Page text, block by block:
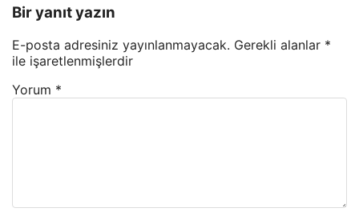
Bir yanıt yazın
E-posta adresiniz yayınlanmayacak. Gerekli alanlar *
ile işaretlenmişlerdir
Yorum *